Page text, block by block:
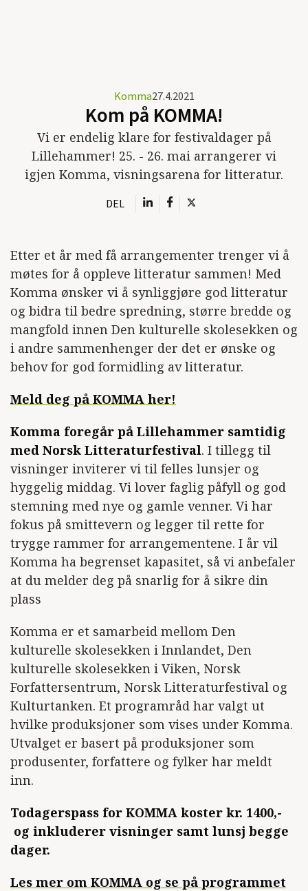
Komma27.4.2021
Kom på KOMMA!
Vi er endelig klare for festivaldager på
Lillehammer! 25. - 26. mai arrangerer vi
igjen Komma, visningsarena for litteratur.
DEL
Etter et år med få arrangementer trenger vi å
møtes for å oppleve litteratur sammen! Med
Komma ønsker vi å synliggjøre god litteratur
og bidra til bedre spredning, større bredde og
mangfold innen Den kulturelle skolesekken og
i andre sammenhenger der det er ønske og
behov for god formidling av litteratur.
Meld deg på KOMMA her!
Komma foregår på Lillehammer samtidig
med Norsk Litteraturfestival. I tillegg til
visninger inviterer vi til felles lunsjer og
hyggelig middag. Vi lover faglig påfyll og god
stemning med nye og gamle venner. Vi har
fokus på smittevern og legger til rette for
trygge rammer for arrangementene. I år vil
Komma ha begrenset kapasitet, så vi anbefaler
at du melder deg på snarlig for å sikre din
plass
Komma er et samarbeid mellom Den
kulturelle skolesekken i Innlandet, Den
kulturelle skolesekken i Viken, Norsk
Forfattersentrum, Norsk Litteraturfestival og
Kulturtanken. Et programråd har valgt ut
hvilke produksjoner som vises under Komma.
Utvalget er basert på produksjoner som
produsenter, forfattere og fylker har meldt
inn.
Todagerspass for KOMMA koster kr. 1400,-
og inkluderer visninger samt lunsj begge
dager.
Les mer om KOMMA og se på programmet